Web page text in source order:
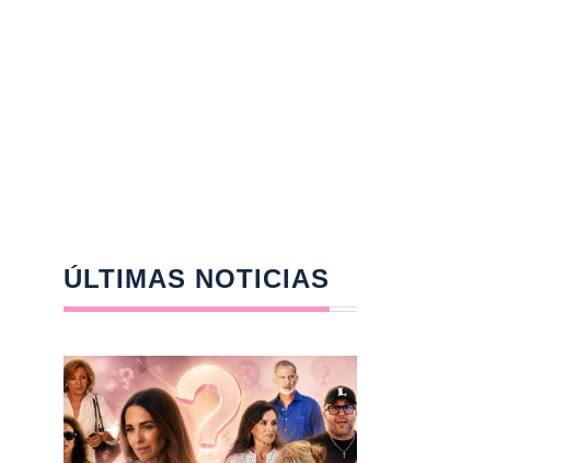
ÚLTIMAS NOTICIAS